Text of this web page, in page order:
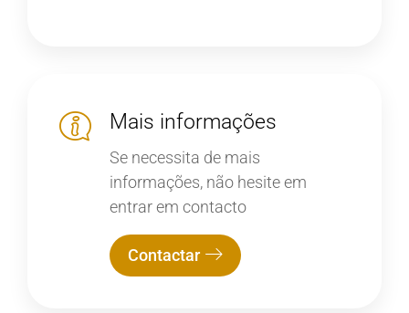
Mais informações
Se necessita de mais
informações, não hesite em
entrar em contacto
Contactar